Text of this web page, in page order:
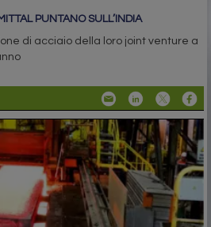
PUNTANO SULL’INDIA
di acciaio della loro joint venture a